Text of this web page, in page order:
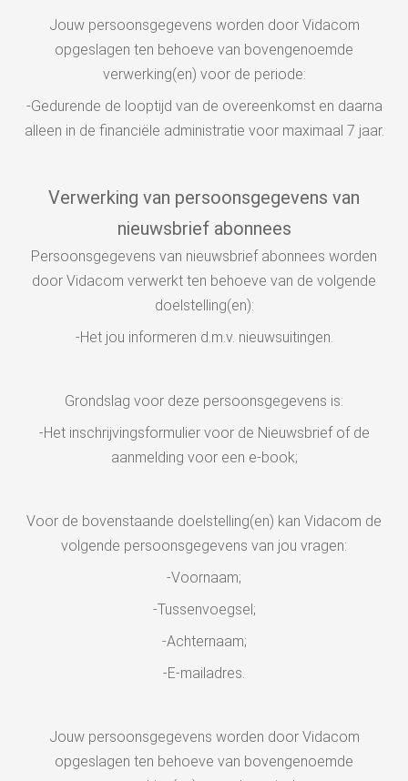
Jouw persoonsgegevens worden door Vidacom
opgeslagen ten behoeve van bovengenoemde
verwerking(en) voor de periode:
-Gedurende de looptijd van de overeenkomst en daarna
alleen in de financiële administratie voor maximaal 7 jaar.
Verwerking van persoonsgegevens van
nieuwsbrief abonnees
Persoonsgegevens van nieuwsbrief abonnees worden
door Vidacom verwerkt ten behoeve van de volgende
doelstelling(en):
-Het jou informeren d.m.v. nieuwsuitingen.
Grondslag voor deze persoonsgegevens is:
-Het inschrijvingsformulier voor de Nieuwsbrief of de
aanmelding voor een e-book;
Voor de bovenstaande doelstelling(en) kan Vidacom de
volgende persoonsgegevens van jou vragen:
-Voornaam;
-Tussenvoegsel;
-Achternaam;
-E-mailadres.
Jouw persoonsgegevens worden door Vidacom
opgeslagen ten behoeve van bovengenoemde